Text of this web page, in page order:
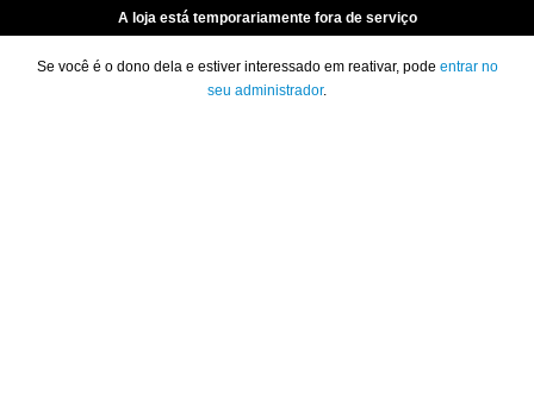
A loja está temporariamente fora de serviço
Se você é o dono dela e estiver interessado em reativar, pode entrar no
seu administrador.